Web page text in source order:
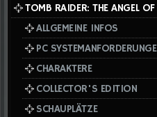
TOMB RAIDER: THE ANGEL
ALLGEMEINE INFOS
PC
CHARAKTERE
COLLECTOR'S EDITION
SCHAUPLÄTZE